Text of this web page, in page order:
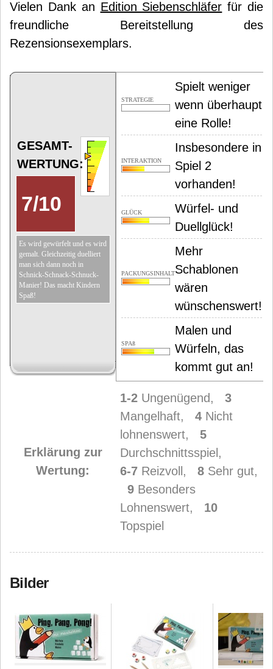
Vielen Dank an Edition Siebenschläfer für die
freundliche Bereitstellung des
Rezensionsexemplars.
STRATEGIE
Spielt weniger
wenn überhaupt
eine Rolle!
INTERAKTION
Insbesondere in
Spiel 2
vorhanden!
GLÜCK
Würfel- und
Duellglück!
PACKUNGSINHALT
Mehr
Schablonen
wären
wünschenswert!
SPAß
Malen und
Würfeln, das
kommt gut an!
GESAMT-
WERTUNG:
7/10
Es wird gewürfelt und es wird
gemalt. Gleichzeitig duelliert
man sich dann noch in
Schnick-Schnack-Schnuck-
Manier! Das macht Kindern
Spaß!
Erklärung zur
Wertung:
1-2 Ungenügend, 3
Mangelhaft, 4 Nicht
lohnenswert, 5
Durchschnittsspiel,
6-7 Reizvoll, 8 Sehr gut,
9 Besonders
Lohnenswert, 10
Topspiel
Bilder